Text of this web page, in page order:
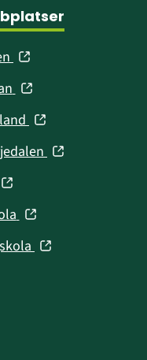
(öppnas
nytt
fönster)
(öppnas
nytt
fönster)
(öppnas
nytt (öppnas
(öppnas
(öppnas
nytt(öppnas